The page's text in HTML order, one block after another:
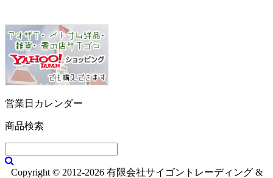
営業日カレンダー
商品検索
Copyright © 2012-2026 有限会社サイゴントレーディング &